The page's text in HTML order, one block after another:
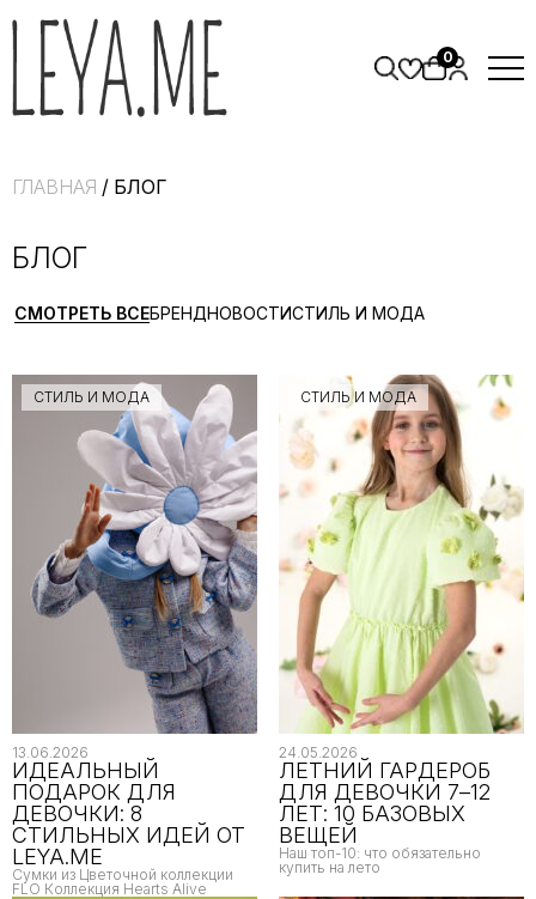
0
ГЛАВНАЯ / БЛОГ
БЛОГ
СМОТРЕТЬ ВСЕБРЕНДНОВОСТИСТИЛЬ И МОДА
СТИЛЬ И МОДА
13.06.2026
ИДЕАЛЬНЫЙ
ПОДАРОК ДЛЯ
ДЕВОЧКИ: 8
СТИЛЬНЫХ ИДЕЙ ОТ
LEYA.ME
Сумки из Цветочной коллекции
FLO Коллекция Hearts Alive
СТИЛЬ И МОДА
24.05.2026
ЛЕТНИЙ ГАРДЕРОБ
ДЛЯ ДЕВОЧКИ 7–12
ЛЕТ: 10 БАЗОВЫХ
ВЕЩЕЙ
Наш топ-10: что обязательно
купить на лето